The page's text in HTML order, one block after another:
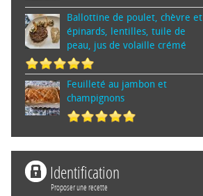
Ballottine de poulet, chèvre et
épinards, lentilles, tuile de
peau, jus de volaille crémé
Feuilleté au jambon et
champignons
Identification
Proposer une recette